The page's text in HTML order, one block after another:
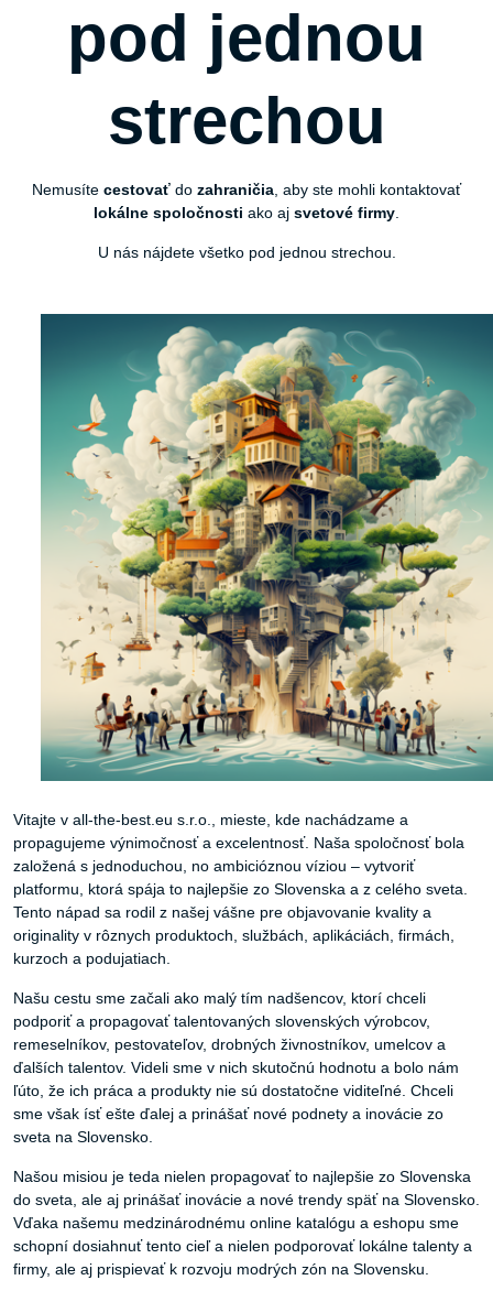
pod jednou
strechou
Nemusíte cestovať do zahraničia, aby ste mohli kontaktovať
lokálne spoločnosti ako aj svetové firmy.
U nás nájdete všetko pod jednou strechou.
Vitajte v all-the-best.eu s.r.o., mieste, kde nachádzame a
propagujeme výnimočnosť a excelentnosť. Naša spoločnosť bola
založená s jednoduchou, no ambicióznou víziou – vytvoriť
platformu, ktorá spája to najlepšie zo Slovenska a z celého sveta.
Tento nápad sa rodil z našej vášne pre objavovanie kvality a
originality v rôznych produktoch, službách, aplikáciách, firmách,
kurzoch a podujatiach.
Našu cestu sme začali ako malý tím nadšencov, ktorí chceli
podporiť a propagovať talentovaných slovenských výrobcov,
remeselníkov, pestovateľov, drobných živnostníkov, umelcov a
ďalších talentov. Videli sme v nich skutočnú hodnotu a bolo nám
ľúto, že ich práca a produkty nie sú dostatočne viditeľné. Chceli
sme však ísť ešte ďalej a prinášať nové podnety a inovácie zo
sveta na Slovensko.
Našou misiou je teda nielen propagovať to najlepšie zo Slovenska
do sveta, ale aj prinášať inovácie a nové trendy späť na Slovensko.
Vďaka našemu medzinárodnému online katalógu a eshopu sme
schopní dosiahnuť tento cieľ a nielen podporovať lokálne talenty a
firmy, ale aj prispievať k rozvoju modrých zón na Slovensku.